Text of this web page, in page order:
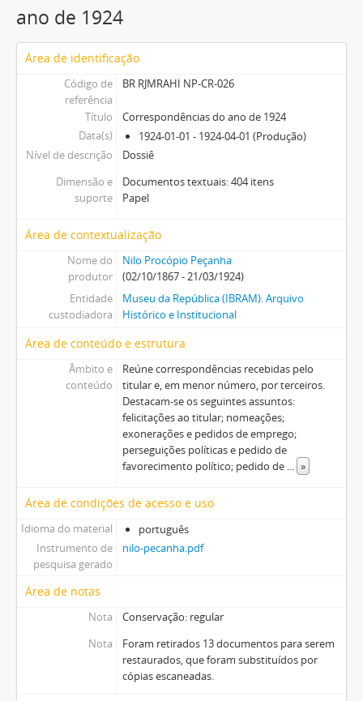
ano de 1924
Área de identificação
Código de
referência
BR RJMRAHI NP-CR-026
Título
Correspondências do ano de 1924
Data(s)
1924-01-01 - 1924-04-01 (Produção)
Nível de descrição
Dossiê
Dimensão e
suporte
Documentos textuais: 404 itens
Papel
Área de contextualização
Nome do
produtor
Nilo Procópio Peçanha
(02/10/1867 - 21/03/1924)
Entidade
custodiadora
Museu da República (IBRAM). Arquivo
Histórico e Institucional
Área de conteúdo e estrutura
Âmbito e
conteúdo
Reúne correspondências recebidas pelo
titular e, em menor número, por terceiros.
Destacam-se os seguintes assuntos:
felicitações ao titular; nomeações;
exonerações e pedidos de emprego;
perseguições políticas e pedido de
favorecimento político; pedido de ... »
Área de condições de acesso e uso
Idioma do material
português
Instrumento de
pesquisa gerado
nilo-pecanha.pdf
Área de notas
Nota
Conservação: regular
Nota
Foram retirados 13 documentos para serem
restaurados, que foram substituídos por
cópias escaneadas.